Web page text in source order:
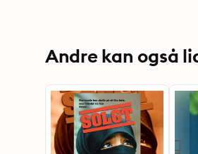
Andre kan også